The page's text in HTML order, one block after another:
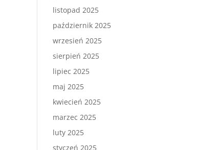
listopad 2025
październik 2025
wrzesień 2025
sierpień 2025
lipiec 2025
maj 2025
kwiecień 2025
marzec 2025
luty 2025
styczeń 2025